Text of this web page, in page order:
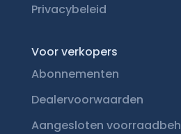
Privacybeleid
Voor verkopers
Abonnementen
Dealervoorwaarden
Aangesloten